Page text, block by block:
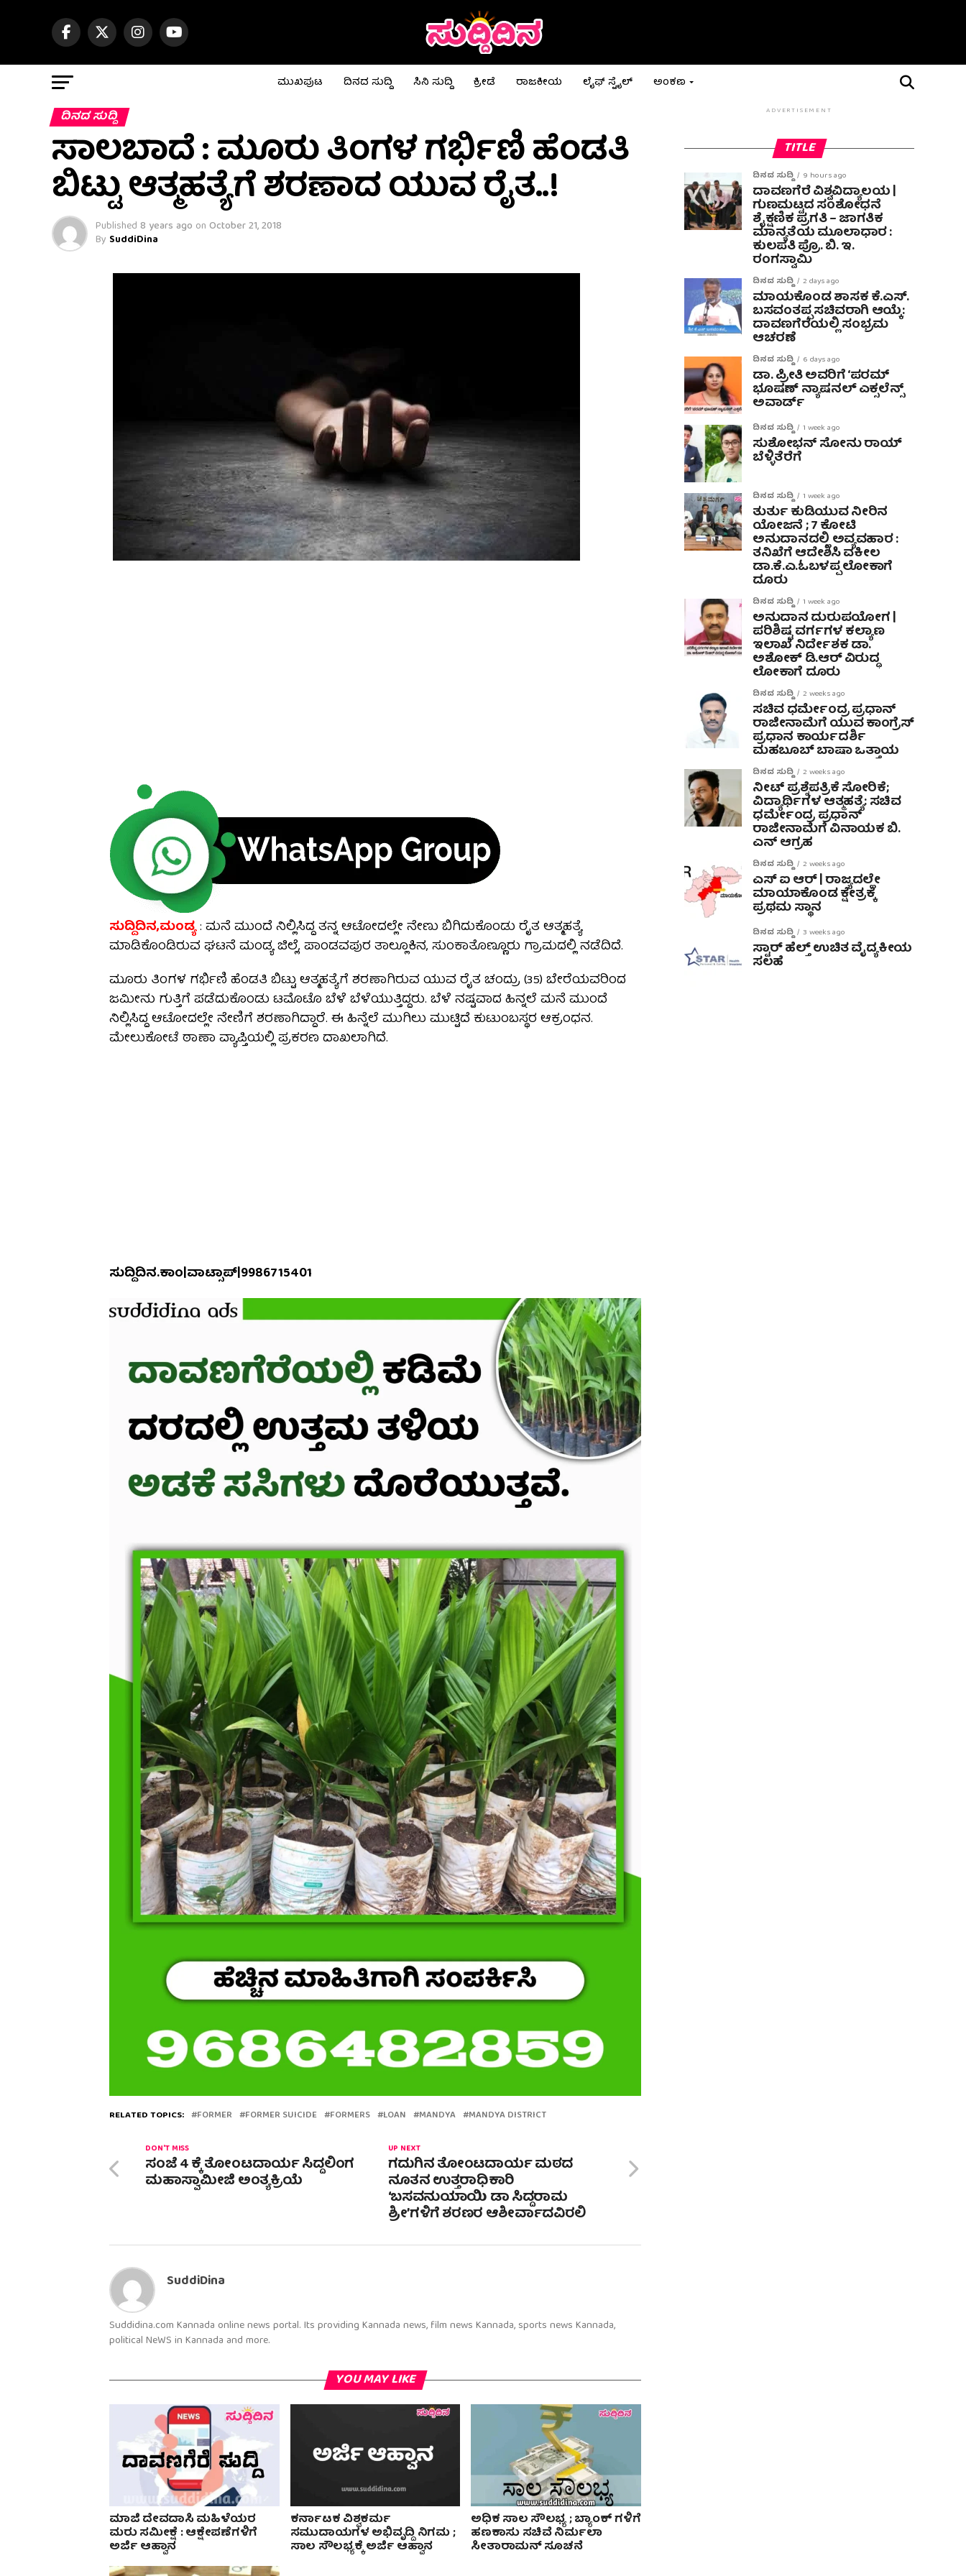
ಮುಖಪುಟ ದಿನದ ಸುದ್ದಿ ಸಿನಿ ಸುದ್ದಿ ಕ್ರೀಡೆ ರಾಜಕೀಯ ಲೈಫ್ ಸ್ಟೈಲ್ ಅಂಕಣ
ದಿನದ ಸುದ್ದಿ
ಸಾಲಬಾದೆ : ಮೂರು ತಿಂಗಳ ಗರ್ಭಿಣಿ ಹೆಂಡತಿ
ಬಿಟ್ಟು ಆತ್ಮಹತ್ಯೆಗೆ ಶರಣಾದ ಯುವ ರೈತ..!
Published 8 years ago on October 21, 2018
By SuddiDina
ಸುದ್ದಿದಿನ,ಮಂಡ್ಯ: ಮನೆ ಮುಂದೆ ನಿಲ್ಲಿಸಿದ್ದ ತನ್ನ ಆಟೋದಲ್ಲೇ ನೇಣು ಬಿಗಿದುಕೊಂಡು ರೈತ ಆತ್ಮಹತ್ಯೆ
ಮಾಡಿಕೊಂಡಿರುವ ಘಟನೆ ಮಂಡ್ಯ ಜಿಲ್ಲೆ, ಪಾಂಡವಪುರ ತಾಲ್ಲೂಕಿನ, ಸುಂಕಾತೊಣ್ಣೂರು ಗ್ರಾಮದಲ್ಲಿ ನಡೆದಿದೆ.
ಮೂರು ತಿಂಗಳ ಗರ್ಭಿಣಿ ಹೆಂಡತಿ ಬಿಟ್ಟು ಆತ್ಮಹತ್ಯೆಗೆ ಶರಣಾಗಿರುವ ಯುವ ರೈತ ಚಂದ್ರು (35) ಬೇರೆಯವರಿಂದ
ಜಮೀನು ಗುತ್ತಿಗೆ ಪಡೆದುಕೊಂಡು ಟಮೊಟೊ ಬೆಳೆ ಬೆಳೆಯುತ್ತಿದ್ದರು. ಬೆಳೆ ನಷ್ಟವಾದ ಹಿನ್ನಲೆ ಮನೆ ಮುಂದೆ
ನಿಲ್ಲಿಸಿದ್ದ ಆಟೋದಲ್ಲೇ ನೇಣಿಗೆ ಶರಣಾಗಿದ್ದಾರೆ. ಈ ಹಿನ್ನೆಲೆ ಮುಗಿಲು ಮುಟ್ಟಿದೆ ಕುಟುಂಬಸ್ಥರ ಆಕ್ರಂಧನ.
ಮೇಲುಕೋಟೆ ಠಾಣಾ ವ್ಯಾಪ್ತಿಯಲ್ಲಿ ಪ್ರಕರಣ ದಾಖಲಾಗಿದೆ.
ಸುದ್ದಿದಿನ.ಕಾಂ|ವಾಟ್ಸಾಪ್|9986715401
RELATED TOPICS: FORMER FORMER SUICIDE FORMERS LOAN MANDYA MANDYA DISTRICT
UP NEXT
ಗದುಗಿನ ತೋಂಟದಾರ್ಯ ಮಠದ
ನೂತನ ಉತ್ತರಾಧಿಕಾರಿ
‘ಬಸವನುಯಾಯಿ ಡಾ ಸಿದ್ದರಾಮ
ಶ್ರೀ’ಗಳಿಗೆ ಶರಣರ ಆಶೀರ್ವಾದವಿರಲಿ
DON'T MISS
ಸಂಜೆ 4 ಕ್ಕೆ ತೋಂಟದಾರ್ಯ ಸಿದ್ದಲಿಂಗ
ಮಹಾಸ್ವಾಮೀಜಿ ಅಂತ್ಯಕ್ರಿಯೆ
SuddiDina
Suddidina.com Kannada online news portal. Its providing Kannada news, film news Kannada, sports news Kannada,
political NeWS in Kannada and more.
YOU MAY LIKE
ಮಾಜಿ ದೇವದಾಸಿ ಮಹಿಳೆಯರ
ಮರು ಸಮೀಕ್ಷೆ : ಆಕ್ಷೇಪಣೆಗಳಿಗೆ
ಅರ್ಜಿ ಆಹ್ವಾನ
ಕರ್ನಾಟಕ ವಿಶ್ವಕರ್ಮ
ಸಮುದಾಯಗಳ ಅಭಿವೃದ್ದಿ ನಿಗಮ ;
ಸಾಲ ಸೌಲಭ್ಯಕ್ಕೆ ಅರ್ಜಿ ಆಹ್ವಾನ
ಅಧಿಕ ಸಾಲ ಸೌಲಭ್ಯ ; ಬ್ಯಾಂಕ್ ಗಳಿಗೆ
ಹಣಕಾಸು ಸಚಿವೆ ನಿರ್ಮಲಾ
ಸೀತಾರಾಮನ್ ಸೂಚನೆ
ADVERTISEMENT
TITLE
ದಿನದ ಸುದ್ದಿ 9 hours ago
ದಾವಣಗೆರೆ ವಿಶ್ವವಿದ್ಯಾಲಯ |
ಗುಣಮಟ್ಟದ ಸಂಶೋಧನೆ
ಶೈಕ್ಷಣಿಕ ಪ್ರಗತಿ – ಜಾಗತಿಕ
ಮಾನ್ಯತೆಯ ಮೂಲಾಧಾರ :
ಕುಲಪತಿ ಪ್ರೊ. ಬಿ. ಇ.
ರಂಗಸ್ವಾಮಿ
ದಿನದ ಸುದ್ದಿ 2 days ago
ಮಾಯಕೊಂಡ ಶಾಸಕ ಕೆ.ಎಸ್.
ಬಸವಂತಪ್ಪ ಸಚಿವರಾಗಿ ಆಯ್ಕೆ:
ದಾವಣಗೆರೆಯಲ್ಲಿ ಸಂಭ್ರಮ
ಆಚರಣೆ
ದಿನದ ಸುದ್ದಿ 6 days ago
ಡಾ. ಪ್ರೀತಿ ಅವರಿಗೆ ‘ಪರಮ್
ಭೂಷಣ್ ನ್ಯಾಷನಲ್ ಎಕ್ಸಲೆನ್ಸ್
ಅವಾರ್ಡ್
ದಿನದ ಸುದ್ದಿ 1 week ago
ಸುಶೋಭನ್ ಸೋನು ರಾಯ್
ಬೆಳ್ಳಿತೆರೆಗೆ
ದಿನದ ಸುದ್ದಿ 1 week ago
ತುರ್ತು ಕುಡಿಯುವ ನೀರಿನ
ಯೋಜನೆ ; 7 ಕೋಟಿ
ಅನುದಾನದಲ್ಲಿ ಅವ್ಯವಹಾರ :
ತನಿಖೆಗೆ ಆದೇಶಿಸಿ ವಕೀಲ
ಡಾ‌.ಕೆ.ಎ.ಓಬಳಪ್ಪ ಲೋಕಾಗೆ
ದೂರು
ದಿನದ ಸುದ್ದಿ 1 week ago
ಅನುದಾನ ದುರುಪಯೋಗ |
ಪರಿಶಿಷ್ಟ ವರ್ಗಗಳ ಕಲ್ಯಾಣ
ಇಲಾಖೆ ನಿರ್ದೇಶಕ ಡಾ.
ಅಶೋಕ್ ಡಿ.ಆರ್ ವಿರುದ್ಧ
ಲೋಕಾಗೆ ದೂರು
ದಿನದ ಸುದ್ದಿ 2 weeks ago
ಸಚಿವ ಧರ್ಮೇಂದ್ರ ಪ್ರಧಾನ್
ರಾಜೀನಾಮೆಗೆ ಯುವ ಕಾಂಗ್ರೆಸ್
ಪ್ರಧಾನ ಕಾರ್ಯದರ್ಶಿ
ಮಹಬೂಬ್ ಬಾಷಾ ಒತ್ತಾಯ
ದಿನದ ಸುದ್ದಿ 2 weeks ago
ನೀಟ್ ಪ್ರಶ್ನೆಪತ್ರಿಕೆ ಸೋರಿಕೆ;
ವಿದ್ಯಾರ್ಥಿಗಳ ಆತ್ಮಹತ್ಯೆ: ಸಚಿವ
ಧರ್ಮೇಂದ್ರ ಪ್ರಧಾನ್‌
ರಾಜೀನಾಮೆಗೆ ವಿನಾಯಕ ಬಿ.
ಎನ್ ಆಗ್ರಹ
ದಿನದ ಸುದ್ದಿ 2 weeks ago
ಎಸ್ ಐ ಆರ್ | ರಾಜ್ಯದಲ್ಲೇ
ಮಾಯಾಕೊಂಡ ಕ್ಷೇತ್ರಕ್ಕೆ
ಪ್ರಥಮ ಸ್ಥಾನ
ದಿನದ ಸುದ್ದಿ 3 weeks ago
ಸ್ಟಾರ್ ಹೆಲ್ತ್ ಉಚಿತ ವೈದ್ಯಕೀಯ
ಸಲಹೆ